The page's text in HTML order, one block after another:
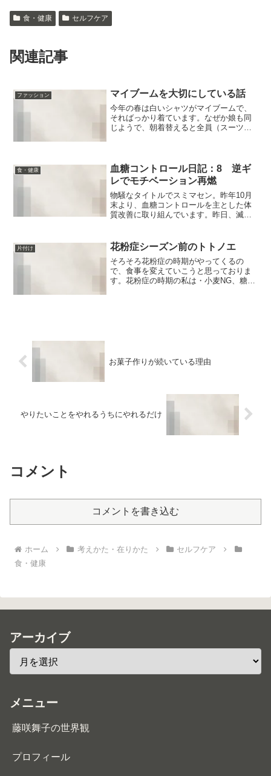
食・健康 セルフケア
関連記事
ファッション マイブームを大切にしている話
今年の春は白いシャツがマイブームで、
そればっかり着ています。なぜか娘も同
じようで、朝着替えると全員（スーツの
した。近いでいうと、私たち...
食・健康
血糖コントロール日記：8 逆ギ
レでモチベーション再燃
物騒なタイトルでスミマセン。昨年10月
末より、血糖コントロールを主とした体
質改善に取り組んでいます。昨日、滅多
市からの「栄養指導」の案内の電話でし
た。健診結果に基づき、...
片付け 花粉症シーズン前のトトノエ
そろそろ花粉症の時期がやってくるの
で、食事を変えていこうと思っておりま
す。花粉症の時期の私は・小麦NG、糖質
お菓子作りが続いている理由
やりたいことをやれるうちにやれるだけ
コメント
コメントを書き込む
ホーム 考えかた・在りかた
セルフケア
食・健康
アーカイブ
メニュー
藤咲舞子の世界観
プロフィール